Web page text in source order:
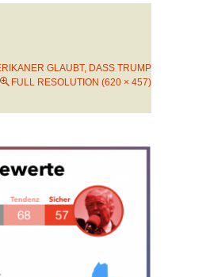
GLAUBT, DASS TRUMP
FULL RESOLUTION (620 × 457)